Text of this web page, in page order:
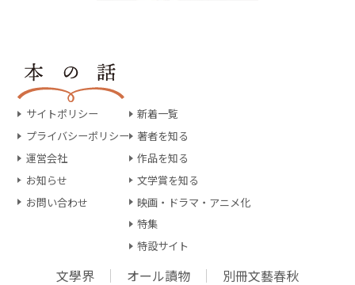
サイトポリシー
プライバシーポリシー
運営会社
お知らせ
お問い合わせ
新着一覧
著者を知る
作品を知る
文学賞を知る
映画・ドラマ・アニメ化
特集
特設サイト
文學界 オール讀物 別冊文藝春秋